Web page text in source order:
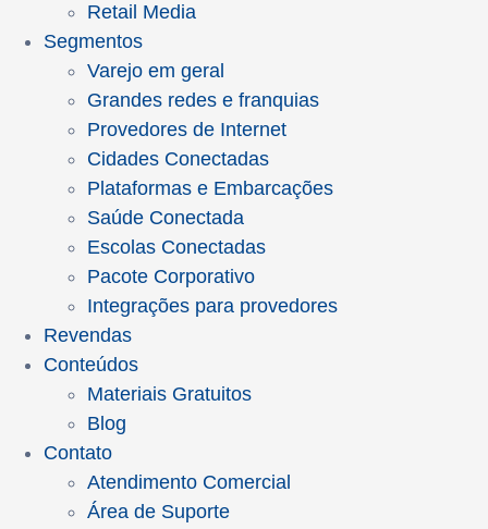
Retail Media
Segmentos
Varejo em geral
Grandes redes e franquias
Provedores de Internet
Cidades Conectadas
Plataformas e Embarcações
Saúde Conectada
Escolas Conectadas
Pacote Corporativo
Integrações para provedores
Revendas
Conteúdos
Materiais Gratuitos
Blog
Contato
Atendimento Comercial
Área de Suporte